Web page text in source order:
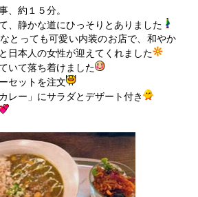
、約１５分。
、静かな道にひっそりとありました
とっても可愛い内装のお店で、和やか
日本人の女性が迎えてくれました
いて落ち着けました
セットを注文
レー」にサラダとデザート付き